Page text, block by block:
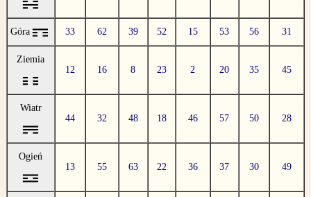
Góra 33 62 39 52 15 53 56 31
Ziemia
12
16 8 23 2 20 35 45
Wiatr
44
32 48 18 46 57 50 28
Ogień
13
55 63 22 36 37 30 49